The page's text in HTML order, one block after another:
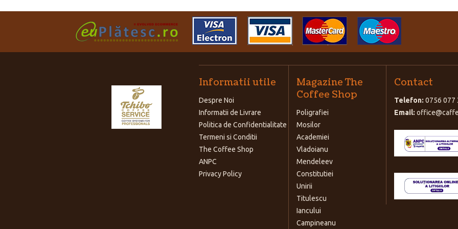
Informatii utile
Despre Noi
Informatii de Livrare
Politica de Confidentialitate
Termeni si Conditii
The Coffee Shop
ANPC
Privacy Policy
Magazine The
Coffee Shop
Poligrafiei
Mosilor
Academiei
Vladoianu
Mendeleev
Constitutiei
Unirii
Titulescu
Iancului
Campineanu
Contact
Telefon: 0756 077
Email: